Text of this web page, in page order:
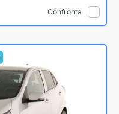
Confronta